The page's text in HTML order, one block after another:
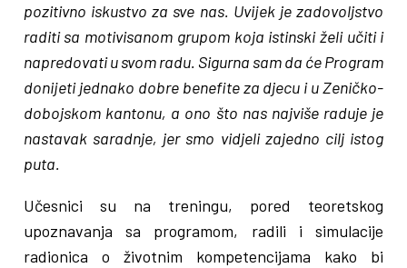
pozitivno iskustvo za sve nas. Uvijek je zadovoljstvo
raditi sa motivisanom grupom koja istinski želi učiti i
napredovati u svom radu. Sigurna sam da će Program
donijeti jednako dobre benefite za djecu i u Zeničko-
dobojskom kantonu, a ono što nas najviše raduje je
nastavak saradnje, jer smo vidjeli zajedno cilj istog
puta.
Učesnici su na treningu, pored teoretskog
upoznavanja sa programom, radili i simulacije
radionica o životnim kompetencijama kako bi